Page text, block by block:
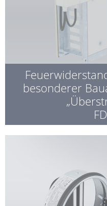
besonderer